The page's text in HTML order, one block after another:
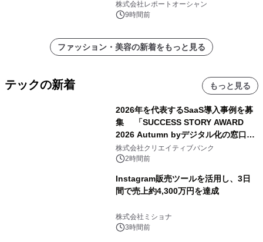
を牽引
株式会社レポートオーシャン
9時間前
ファッション・美容の新着をもっと見る
テックの新着 もっと見る
2026年を代表するSaaS導入事例を募
集 「SUCCESS STORY AWARD
2026 Autumn byデジタル化の窓口」
開催
株式会社クリエイティブバンク
2時間前
Instagram販売ツールを活用し、3日
間で売上約4,300万円を達成
株式会社ミショナ
3時間前